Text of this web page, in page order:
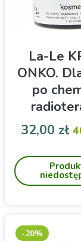
La-Le
ONKO.
po
przeznaczony
chemioterapii i
oraz z
Cena
32,00 zł
-20%